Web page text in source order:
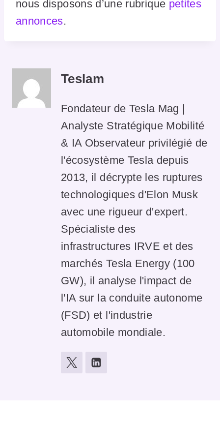
nous disposons d’une rubrique petites
annonces.
Teslam
Fondateur de Tesla Mag |
Analyste Stratégique Mobilité
& IA Observateur privilégié de
l'écosystème Tesla depuis
2013, il décrypte les ruptures
technologiques d'Elon Musk
avec une rigueur d'expert.
Spécialiste des
infrastructures IRVE et des
marchés Tesla Energy (100
GW), il analyse l'impact de
l'IA sur la conduite autonome
(FSD) et l'industrie
automobile mondiale.